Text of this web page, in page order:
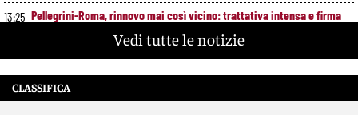
13:25 Pellegrini-Roma, rinnovo mai così vicino: trattativa intensa e firma
12:00
10:39 Alajbegovic, Pjanic svela il ruolo: perché il talento seguito dalla Roma
Vedi tutte le notizie
CLASSIFICA